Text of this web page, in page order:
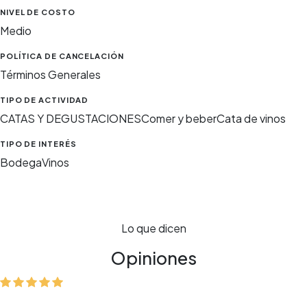
NIVEL DE COSTO
Medio
POLÍTICA DE CANCELACIÓN
Términos Generales
TIPO DE ACTIVIDAD
CATAS Y DEGUSTACIONESComer y beberCata de vinos
TIPO DE INTERÉS
BodegaVinos
Lo que dicen
Opiniones